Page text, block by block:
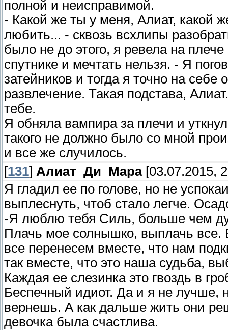
полной и неисправимой.
- Какой же ты у меня, Алиат, какой
любить... - сквозь всхлипы
было не до этого, я ревела на
спутнике и мечтать нельзя. - Я
затейников и тогда я точно на
развлечение. Такая подстава,
тебе.
Я обняла вампира за плечи и
такого не должно было со мной
и все же случилось.
[131] Алиат_Ди_Мара[03.07.2015,
Я гладил ее по голове, но не
выплеснуть, чтоб стало легче.
-Я люблю тебя Силь, больше чем
Плачь мое солнышко, выплачь
все перенесем вместе, что нам
так вместе, что это наша судьба,
Каждая ее слезинка это гвоздь в
Беспечный идиот. Да и я не лучше,
вернешь. А как дальше жить они
девочка была счастлива.